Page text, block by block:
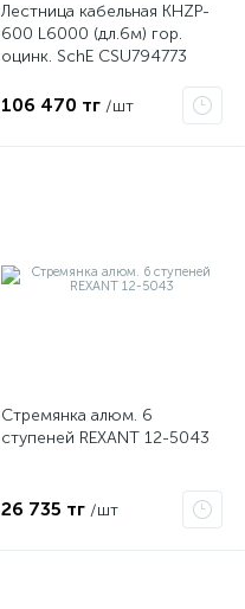
Лестница кабельная KHZP-
600 L6000 (дл.6м) гор.
оцинк. SchE CSU794773
106 470 тг /шт
Стремянка алюм. 6
ступеней REXANT 12-5043
26 735 тг /шт